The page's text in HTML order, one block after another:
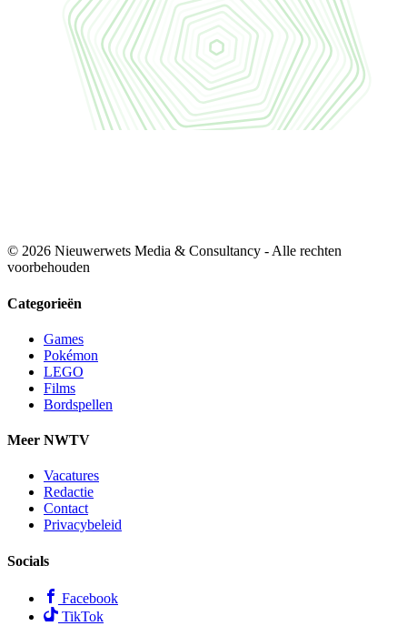
© 2026 Nieuwerwets Media & Consultancy - Alle rechten
voorbehouden
Categorieën
Games
Pokémon
LEGO
Films
Bordspellen
Meer NWTV
Vacatures
Redactie
Contact
Privacybeleid
Socials
Facebook
TikTok